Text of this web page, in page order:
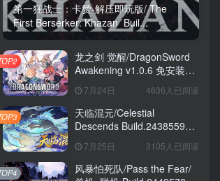
第一狂战士：卡赞-解压即玩版/ The
First Berserker: Khazan Buil...
龙之剑 觉醒/DragonSword
Awakening v1.0.6 免安装中
7月24日 4636人已阅读
天临混元/Celestial
Descends Build.24385591
7月25日 3105人已阅读
风暴怕死队/Pass the Fear/